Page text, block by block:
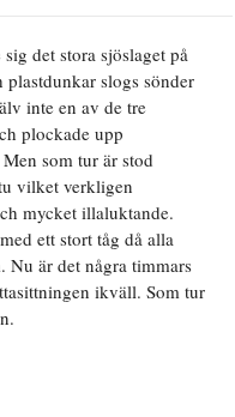
det stora sjöslaget på
slogs sönder
inte en av de tre
plockade upp
som tur är stod
vilket verkligen
mycket illaluktande.
ett stort tåg då alla
Nu är det några timmars
ikväll. Som tur